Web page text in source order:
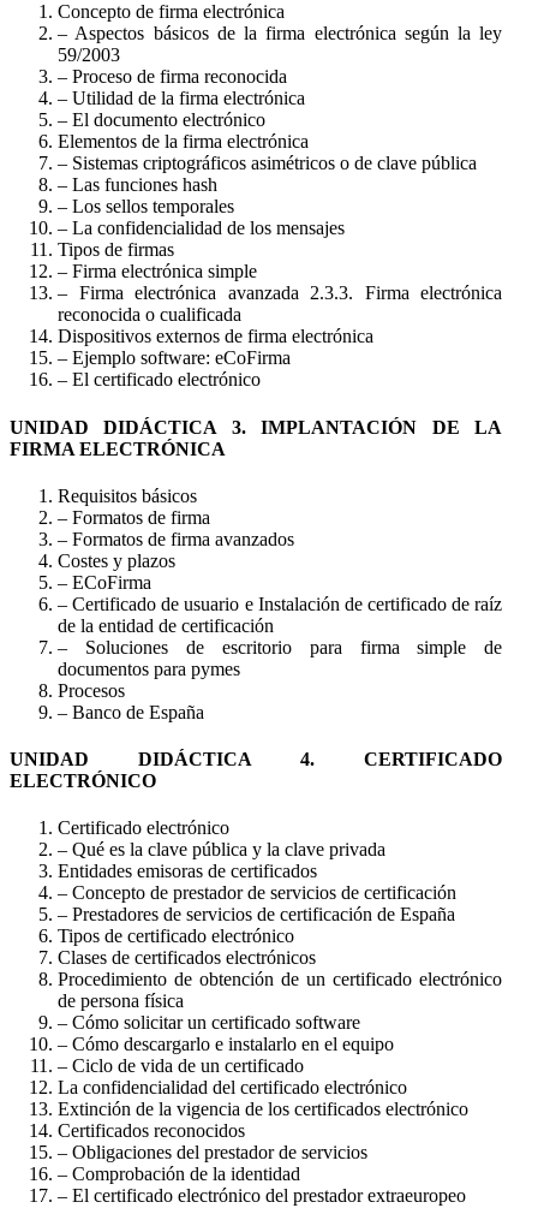
Concepto de firma electrónica
– Aspectos básicos de la firma electrónica según la ley
59/2003
– Proceso de firma reconocida
– Utilidad de la firma electrónica
– El documento electrónico
Elementos de la firma electrónica
– Sistemas criptográficos asimétricos o de clave pública
– Las funciones hash
– Los sellos temporales
– La confidencialidad de los mensajes
Tipos de firmas
– Firma electrónica simple
– Firma electrónica avanzada 2.3.3. Firma electrónica
reconocida o cualificada
Dispositivos externos de firma electrónica
– Ejemplo software: eCoFirma
– El certificado electrónico
UNIDAD DIDÁCTICA 3. IMPLANTACIÓN DE LA
FIRMA ELECTRÓNICA
Requisitos básicos
– Formatos de firma
– Formatos de firma avanzados
Costes y plazos
– ECoFirma
– Certificado de usuario e Instalación de certificado de raíz
de la entidad de certificación
– Soluciones de escritorio para firma simple de
documentos para pymes
Procesos
– Banco de España
UNIDAD DIDÁCTICA 4. CERTIFICADO
ELECTRÓNICO
Certificado electrónico
– Qué es la clave pública y la clave privada
Entidades emisoras de certificados
– Concepto de prestador de servicios de certificación
– Prestadores de servicios de certificación de España
Tipos de certificado electrónico
Clases de certificados electrónicos
Procedimiento de obtención de un certificado electrónico
de persona física
– Cómo solicitar un certificado software
– Cómo descargarlo e instalarlo en el equipo
– Ciclo de vida de un certificado
La confidencialidad del certificado electrónico
Extinción de la vigencia de los certificados electrónico
Certificados reconocidos
– Obligaciones del prestador de servicios
– Comprobación de la identidad
– El certificado electrónico del prestador extraeuropeo